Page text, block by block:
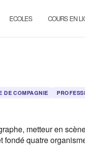
ECOLES COURS EN
DE COMPAGNIE
metteur en
fondé quatre